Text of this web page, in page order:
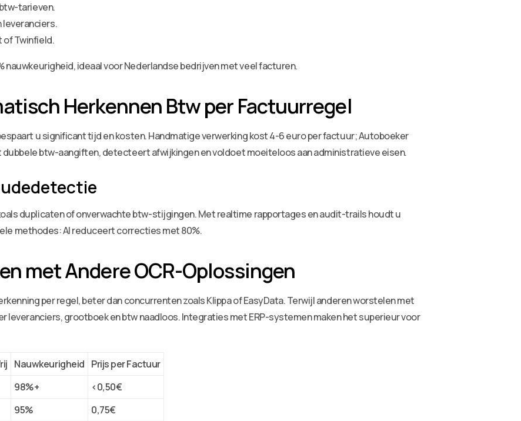
tarieven.
of Twinfield.
ideaal voor Nederlandse bedrijven met veel facturen.
Herkennen Btw per Factuurregel
u significant tijd en kosten. Handmatige verwerking kost 4-6 euro per factuur; Autoboeker
dubbele btw-aangiften, detecteert afwijkingen en voldoet moeiteloos aan administratieve eisen.
duplicaten of onverwachte btw-stijgingen. Met realtime rapportages en audit-trails houdt u
methodes: AI reduceert correcties met 80%.
met Andere OCR-Oplossingen
per regel, beter dan concurrenten zoals Klippa of EasyData. Terwijl anderen worstelen met
grootboek en btw naadloos. Integraties met ERP-systemen maken het superieur voor
Nauwkeurigheid Prijs per Factuur
98%+
<0,50€
95%
0,75€